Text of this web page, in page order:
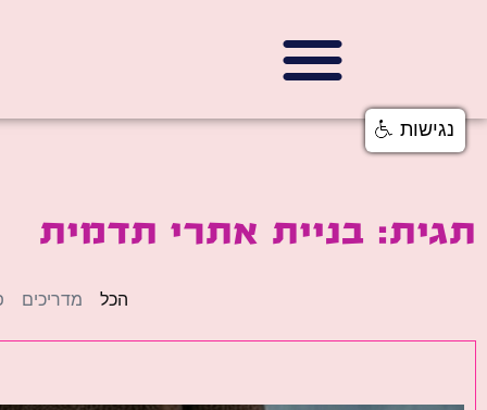
תגית: בניית אתרי תדמית
מדריכים הכל
נגישות